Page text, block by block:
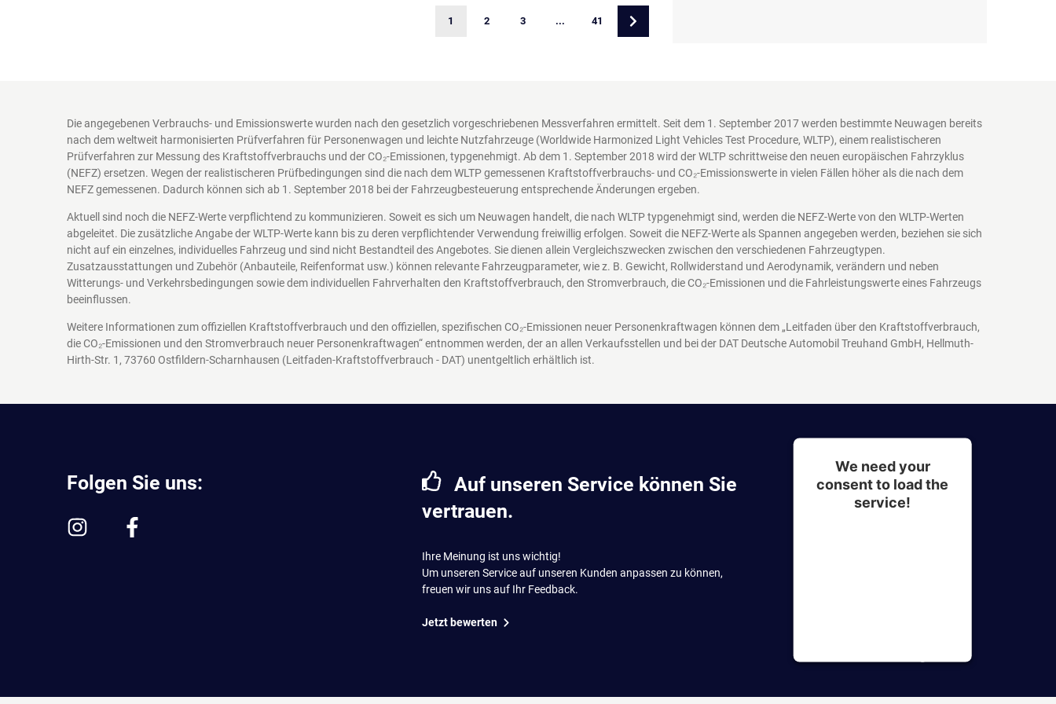
1 2 3 ... 41
Die angegebenen Verbrauchs- und Emissionswerte wurden nach den gesetzlich vorgeschriebenen Messverfahren ermittelt. Seit dem 1. September 2017 werden bestimmte Neuwagen bereits
nach dem weltweit harmonisierten Prüfverfahren für Personenwagen und leichte Nutzfahrzeuge (Worldwide Harmonized Light Vehicles Test Procedure, WLTP), einem realistischeren
Prüfverfahren zur Messung des Kraftstoffverbrauchs und der CO₂-Emissionen, typgenehmigt. Ab dem 1. September 2018 wird der WLTP schrittweise den neuen europäischen Fahrzyklus
(NEFZ) ersetzen. Wegen der realistischeren Prüfbedingungen sind die nach dem WLTP gemessenen Kraftstoffverbrauchs- und CO₂-Emissionswerte in vielen Fällen höher als die nach dem
NEFZ gemessenen. Dadurch können sich ab 1. September 2018 bei der Fahrzeugbesteuerung entsprechende Änderungen ergeben.
Aktuell sind noch die NEFZ-Werte verpflichtend zu kommunizieren. Soweit es sich um Neuwagen handelt, die nach WLTP typgenehmigt sind, werden die NEFZ-Werte von den WLTP-Werten
abgeleitet. Die zusätzliche Angabe der WLTP-Werte kann bis zu deren verpflichtender Verwendung freiwillig erfolgen. Soweit die NEFZ-Werte als Spannen angegeben werden, beziehen sie sich
nicht auf ein einzelnes, individuelles Fahrzeug und sind nicht Bestandteil des Angebotes. Sie dienen allein Vergleichszwecken zwischen den verschiedenen Fahrzeugtypen.
Zusatzausstattungen und Zubehör (Anbauteile, Reifenformat usw.) können relevante Fahrzeugparameter, wie z. B. Gewicht, Rollwiderstand und Aerodynamik, verändern und neben
Witterungs- und Verkehrsbedingungen sowie dem individuellen Fahrverhalten den Kraftstoffverbrauch, den Stromverbrauch, die CO₂-Emissionen und die Fahrleistungswerte eines Fahrzeugs
beeinflussen.
Weitere Informationen zum offiziellen Kraftstoffverbrauch und den offiziellen, spezifischen CO₂-Emissionen neuer Personenkraftwagen können dem „Leitfaden über den Kraftstoffverbrauch,
die CO₂-Emissionen und den Stromverbrauch neuer Personenkraftwagen“ entnommen werden, der an allen Verkaufsstellen und bei der DAT Deutsche Automobil Treuhand GmbH, Hellmuth-
Hirth-Str. 1, 73760 Ostfildern-Scharnhausen (Leitfaden-Kraftstoffverbrauch - DAT) unentgeltlich erhältlich ist.
Folgen Sie uns:
Auf unseren Service können Sie
vertrauen.
Ihre Meinung ist uns wichtig!
Um unseren Service auf unseren Kunden anpassen zu können,
freuen wir uns auf Ihr Feedback.
Jetzt bewerten
We need your
consent to load the
service!